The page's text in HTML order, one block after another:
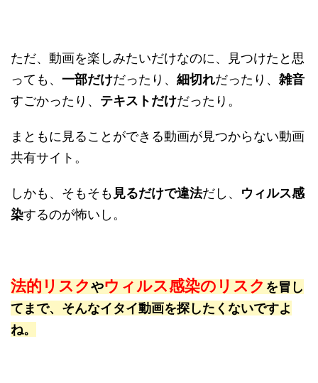
ただ、動画を楽しみたいだけなのに、見つけたと思
っても、 一部だけだったり、 細切れだったり、 雑音
すごかったり、 テキストだけだったり。
まともに見ることができる動画が見つからない動画
共有サイト。
しかも、そもそも 見るだけで違法だし、 ウィルス感
染するのが怖いし。
法的リスクやウィルス感染のリスク を冒し
てまで、そんなイタイ動画を探したくないですよ
ね。